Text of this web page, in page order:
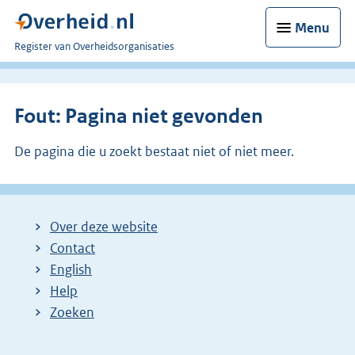
Menu
U
bent
Register van Overheidsorganisaties
Fout: Pagina niet gevonden
De pagina die u zoekt bestaat niet of niet meer.
Over deze website
Contact
English
Help
Zoeken